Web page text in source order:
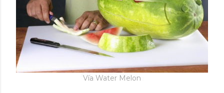
Vía Water Melon